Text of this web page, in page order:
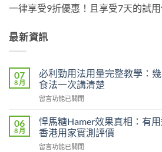
一律享受9折優惠！且享受7天的試
最新資訊
07
8 月
必利勁用法用量完整教學：
食法一次講清楚
在
利
勁
用
法
留言功能已關閉
06
8 月
悍馬糖Hamer效果真相：有
香港用家實測評價
在
留言功能已關閉